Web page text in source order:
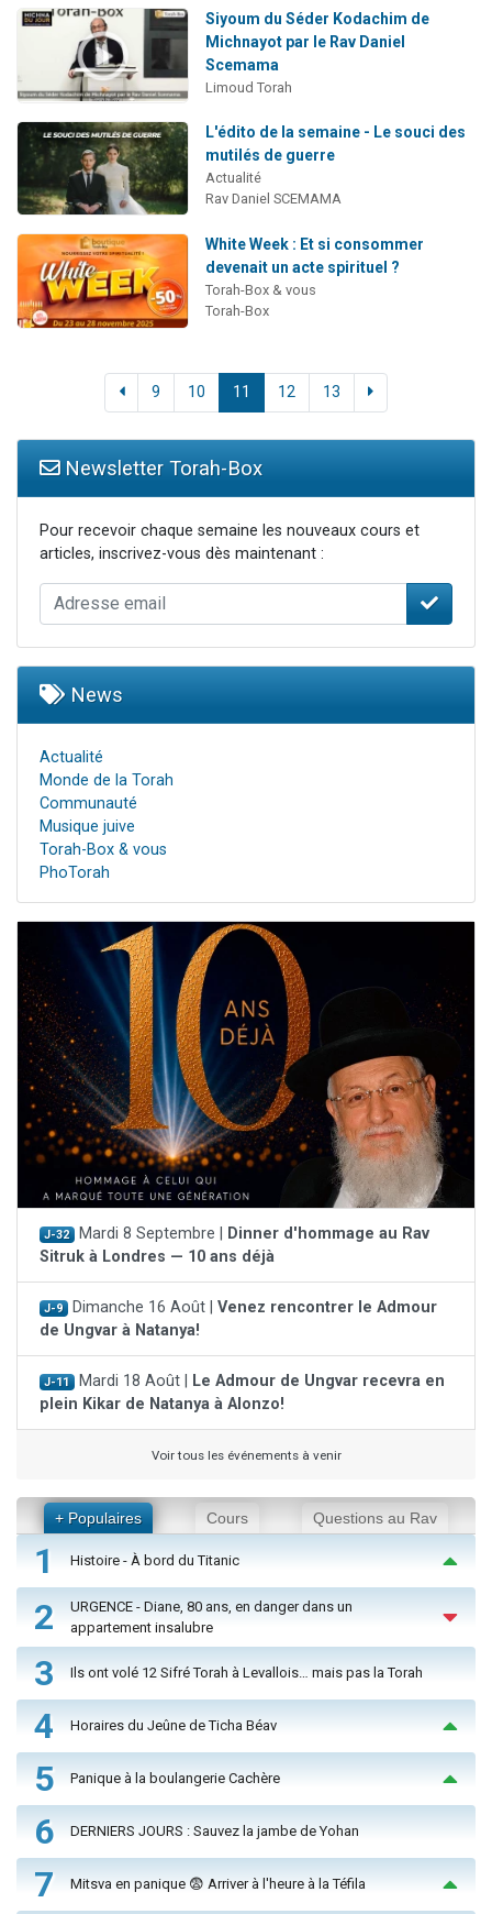
Siyoum du Séder Kodachim de
Michnayot par le Rav Daniel
Scemama
Limoud Torah
L'édito de la semaine - Le souci des
mutilés de guerre
Actualité
Rav Daniel SCEMAMA
White Week : Et si consommer
devenait un acte spirituel ?
Torah-Box & vous
Torah-Box
9 10 11 12 13
Newsletter Torah-Box
Pour recevoir chaque semaine les nouveaux cours et
articles, inscrivez-vous dès maintenant :
News
Actualité
Monde de la Torah
Communauté
Musique juive
Torah-Box & vous
PhoTorah
J-32 Mardi 8 Septembre |
Dinner d'hommage au Rav
Sitruk à Londres — 10 ans déjà
J-9 Dimanche 16 Août | Venez rencontrer le Admour
de Ungvar à Natanya!
J-11 Mardi 18 Août |
Le Admour de Ungvar recevra en
plein Kikar de Natanya à Alonzo!
Voir tous les événements à venir
+ Populaires Cours Questions au Rav
1 Histoire - À bord du Titanic
2
URGENCE - Diane, 80 ans, en danger dans un
appartement insalubre
3 Ils ont volé 12 Sifré Torah à Levallois… mais pas la Torah
4 Horaires du Jeûne de Ticha Béav
5 Panique à la boulangerie Cachère
6 DERNIERS JOURS : Sauvez la jambe de Yohan
7 Mitsva en panique 😨 Arriver à l'heure à la Téfila